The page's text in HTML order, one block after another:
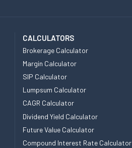
CALCULATORS
Brokerage Calculator
Margin Calculator
SIP Calculator
Lumpsum Calculator
CAGR Calculator
Dividend Yield Calculator
Future Value Calculator
Compound Interest Rate Calculator